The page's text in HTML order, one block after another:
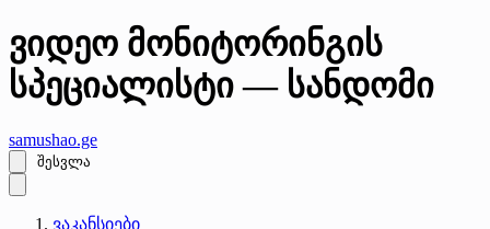
ვიდეო მონიტორინგის
სპეციალისტი — სანდომი
samushao.ge
შესვლა
ვაკანსიები